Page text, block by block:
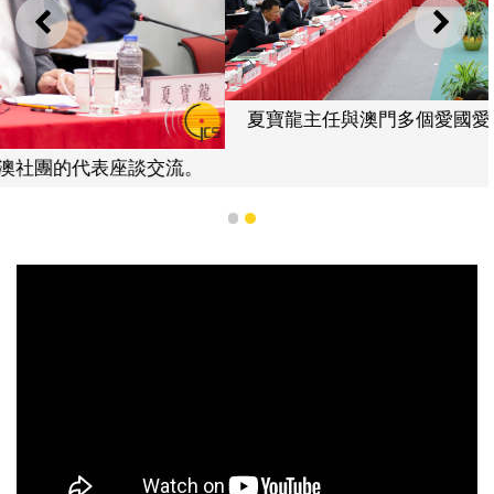
上一則 下一
夏寶龍主任與澳門多個愛國愛澳社團的代表座談交流。
1 2